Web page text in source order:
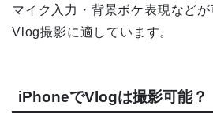
マイク入力・背景ボケ表現など
Vlog撮影に適しています。
iPhoneでVlogは撮影可能？